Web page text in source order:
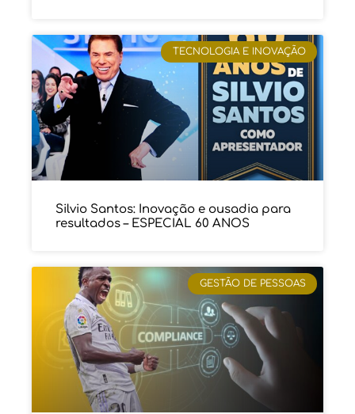
TECNOLOGIA E INOVAÇÃO
Silvio Santos: Inovação e ousadia para
resultados – ESPECIAL 60 ANOS
GESTÃO DE PESSOAS